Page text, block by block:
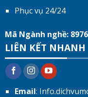
Phục vụ 24/24
Mã Ngành nghề:
LIÊN KẾT NHANH
Email: